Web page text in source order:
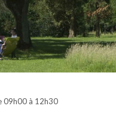
09h00 à 12h30